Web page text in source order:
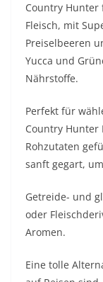
Country Hunter
Fleisch, mit
Preiselbeeren
Yucca und
Nährstoffe.
Perfekt für
Country Hunter
Rohzutaten
sanft gegart,
Getreide- und
oder
Aromen.
Eine tolle